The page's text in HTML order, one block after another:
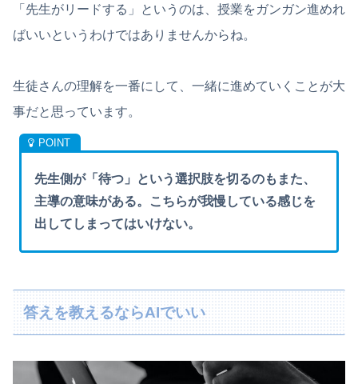
「先生がリードする」というのは、授業をガンガン進めれ
ばいいというわけではありませんからね。
生徒さんの理解を一番にして、一緒に進めていくことが大
事だと思っています。
先生側が「待つ」という選択肢を切るのもまた、
主導の意味がある。こちらが我慢している感じを
出してしまってはいけない。
答えを教えるならAIでいい